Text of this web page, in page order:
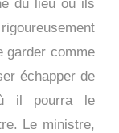
du lieu où ils
garder comme
échapper de
il pourra le
Le ministre,